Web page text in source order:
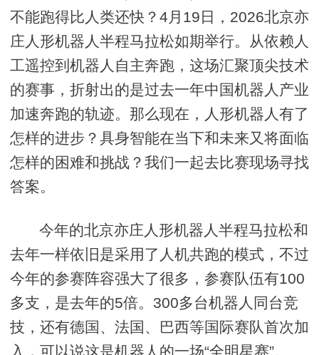
不能跑得比人类还快？4月19日，2026北京亦
庄人形机器人半程马拉松如期举行。从依赖人
工遥控到机器人自主奔跑，这场汇聚顶尖技术
的赛事，折射出的是过去一年中国机器人产业
加速奔跑的轨迹。那么现在，人形机器人有了
怎样的进步？具身智能在当下和未来又将面临
怎样的困难和挑战？我们一起去比赛现场寻找
答案。
今年的北京亦庄人形机器人半程马拉松和
去年一样依旧是采用了人机共跑的模式，不过
今年的参赛阵容强大了很多，参赛队伍有100
多支，是去年的5倍。300多台机器人同台竞
技，还有德国、法国、巴西等国际赛队首次加
入，可以说这是机器人的一场“全明星赛”。